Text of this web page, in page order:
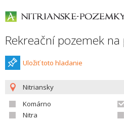
Rekreační pozemek
Uložiť toto hladanie
Nitriansky
Komárno
Nitra